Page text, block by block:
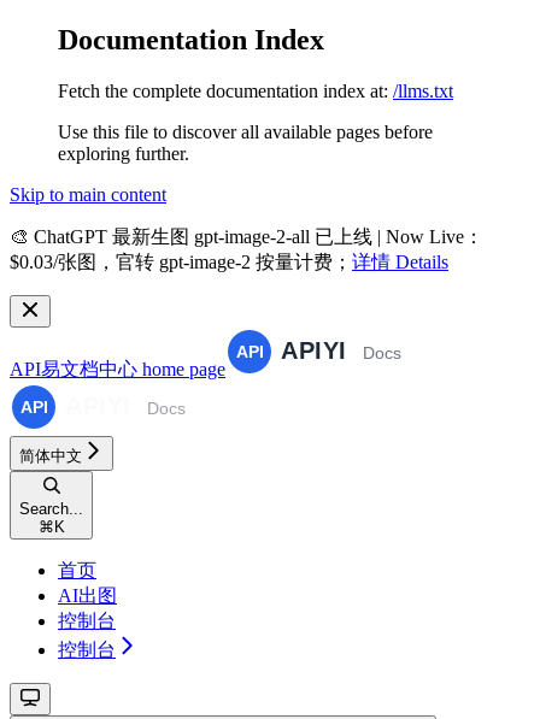
Documentation Index
Fetch the complete documentation index at: /llms.txt
Use this file to discover all available pages before
exploring further.
Skip to main content
🎨 ChatGPT 最新生图 gpt-image-2-all 已上线 | Now Live ：
$0.03/张图，官转 gpt-image-2 按量计费； 详情 Details
API易文档中心 home page
简体中文
Search...
⌘ K
首页
AI出图
控制台
控制台